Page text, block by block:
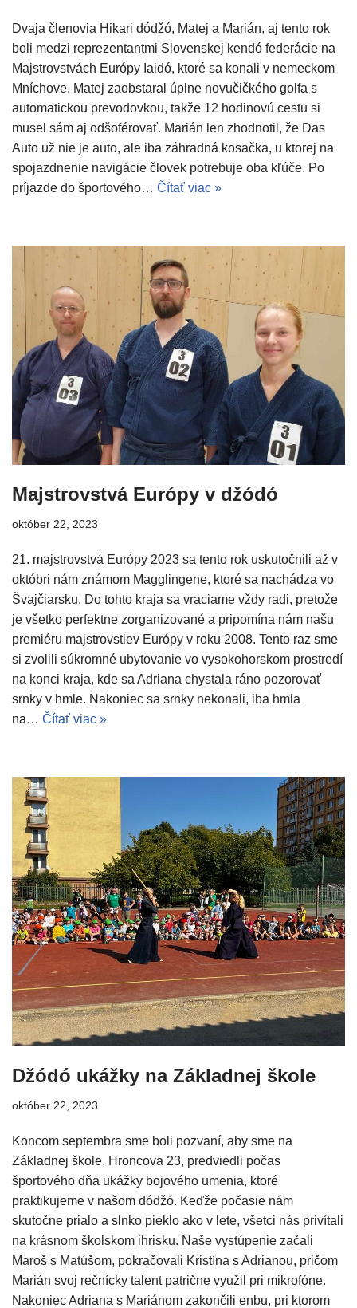
Dvaja členovia Hikari dódžó, Matej a Marián, aj tento rok
boli medzi reprezentantmi Slovenskej kendó federácie na
Majstrovstvách Európy Iaidó, ktoré sa konali v nemeckom
Mníchove. Matej zaobstaral úplne novučičkého golfa s
automatickou prevodovkou, takže 12 hodinovú cestu si
musel sám aj odšoférovať. Marián len zhodnotil, že Das
Auto už nie je auto, ale iba záhradná kosačka, u ktorej na
spojazdnenie navigácie človek potrebuje oba kľúče. Po
príjazde do športového… Čítať viac »
Majstrovstvá Európy v džódó
október 22, 2023
21. majstrovstvá Európy 2023 sa tento rok uskutočnili až v
októbri nám známom Magglingene, ktoré sa nachádza vo
Švajčiarsku. Do tohto kraja sa vraciame vždy radi, pretože
je všetko perfektne zorganizované a pripomína nám našu
premiéru majstrovstiev Európy v roku 2008. Tento raz sme
si zvolili súkromné ubytovanie vo vysokohorskom prostredí
na konci kraja, kde sa Adriana chystala ráno pozorovať
srnky v hmle. Nakoniec sa srnky nekonali, iba hmla
na… Čítať viac »
Džódó ukážky na Základnej škole
október 22, 2023
Koncom septembra sme boli pozvaní, aby sme na
Základnej škole, Hroncova 23, predviedli počas
športového dňa ukážky bojového umenia, ktoré
praktikujeme v našom dódžó. Keďže počasie nám
skutočne prialo a slnko pieklo ako v lete, všetci nás privítali
na krásnom školskom ihrisku. Naše vystúpenie začali
Maroš s Matúšom, pokračovali Kristína s Adrianou, pričom
Marián svoj rečnícky talent patrične využil pri mikrofóne.
Nakoniec Adriana s Mariánom zakončili enbu, pri ktorom